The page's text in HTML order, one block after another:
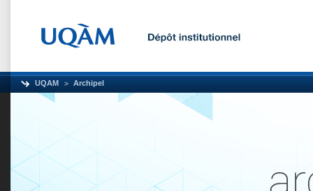
UQAM Archipel